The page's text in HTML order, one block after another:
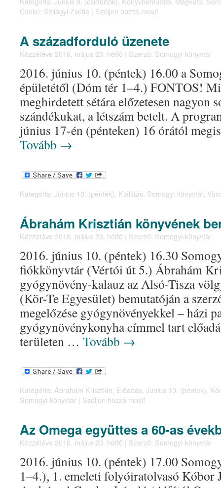
Címke: Szilágyi Zsófia | Szóljon hozzá most!
A századforduló üzenete
Közzétéve 2016. május 23. hétfő | Szerző: Somogyi-könyvtár
2016. június 10. (péntek) 16.00 a
épületétől (Dóm tér 1–4.) FONTOS!
meghirdetett sétára előzetesen nagyon
szándékukat, a létszám betelt. A
június 17-én (pénteken) 16 órától
Tovább →
Kategória: Június 10. (péntek) Kiállítás Somogyi-könyvtár,
Ábrahám Krisztián könyvének
Közzétéve 2016. május 23. hétfő | Szerző: Somogyi-könyvtár
2016. június 10. (péntek) 16.30
fiókkönyvtár (Vértói út 5.) Ábrahám
gyógynövény-kalauz az Alsó-Tisza
(Kör-Te Egyesület) bemutatóján a
megelőzése gyógynövényekkel – házi
gyógynövénykonyha címmel tart
területen … Tovább →
Kategória: Ábrahám Krisztián, Előadás, Június 10. (péntek),
Somogyi-könyvtár | Szóljon hozzá most!
Az Omega együttes a 60-as
Közzétéve 2016. május 23. hétfő | Szerző: Somogyi-könyvtár
2016. június 10. (péntek) 17.00
1–4.), 1. emeleti folyóiratolvasó Kóbor